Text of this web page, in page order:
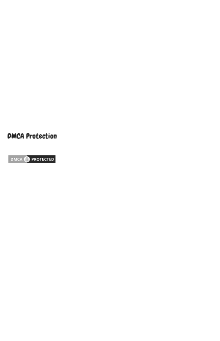
DMCA Protection